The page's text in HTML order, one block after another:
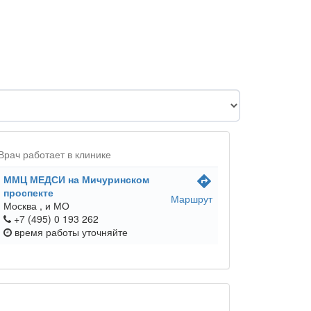
работает в клинике
ММЦ МЕДСИ на Мичуринском
проспекте
Москва , и МО
+7 (495) 0 193 262
время работы уточняйте
directions
Маршрут